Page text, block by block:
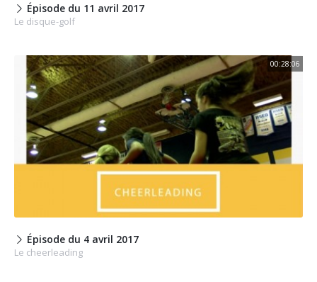
Épisode du 11 avril 2017
Le disque-golf
00:28:06
Épisode du 4 avril 2017
Le cheerleading